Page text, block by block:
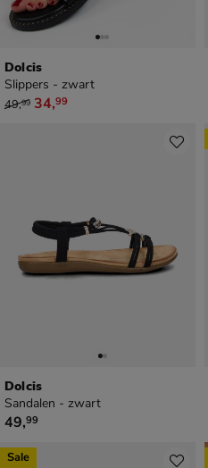
Dolcis
Slippers - zwart
van € 49,99 voor € 34,99
49,99 34,99
Dolcis
Sandalen - zwart
€ 49,99
49,99
Sale